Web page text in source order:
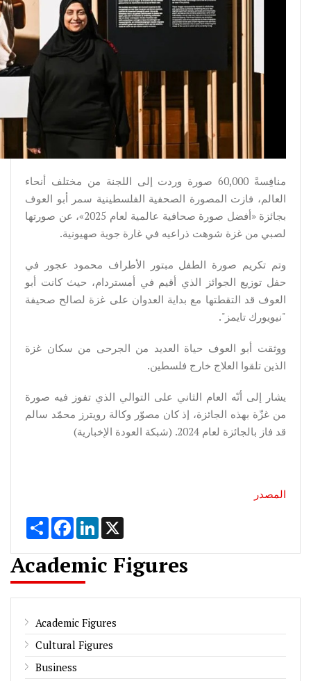
منافِسةً 60,000 صورة وردت إلى اللجنة من مختلف أنحاء
العالم، فازت المصورة الصحفية الفلسطينية سمر أبو العوف
بجائزة «أفضل صورة صحافية عالمية لعام 2025»، عن صورتها
لصبي من غزة شوهت ذراعيه في غارة جوية صهيونية.
وتم تكريم صورة الطفل مبتور الأطراف محمود عجور في
حفل توزيع الجوائز الذي أقيم في أمستردام، حيث كانت أبو
العوف قد التقطتها مع بداية العدوان على غزة لصالح صحيفة
"نيويورك تايمز".
ووثقت أبو العوف حياة العديد من الجرحى من سكان غزة
الذين تلقوا العلاج خارج فلسطين.
يشار إلى أنّه العام الثاني على التوالي الذي تفوز فيه صورة
من غزّة بهذه الجائزة، إذ كان مصوّر وكالة رويترز محمّد سالم
قد فاز بالجائزة لعام 2024. (شبكة العودة الإخبارية)
المصدر
Share FacebookLinkedIn
Academic Figures
Academic Figures
Cultural Figures
Business